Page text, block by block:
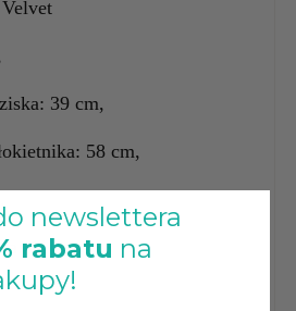
39 cm,
58 cm,
41 cm,
newslettera
rabatu na